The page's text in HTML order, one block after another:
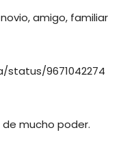
amigo, familiar
9671042274
de mucho poder.